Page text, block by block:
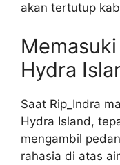
akan tertutup
Hydra
Saat Rip_Indra
Hydra Island,
mengambil
rahasia di atas